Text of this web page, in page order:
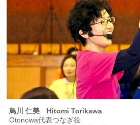
鳥川 仁美 Hitomi Torikawa
Otonowa代表つなぎ役